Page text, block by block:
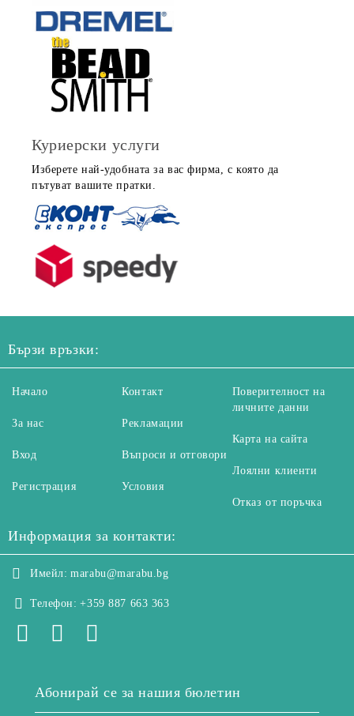
Куриерски услуги
Изберете най-удобната за вас фирма, с която да
пътуват вашите пратки.
Бързи връзки:
Начало
За нас
Вход
Регистрация
Контакт
Рекламации
Въпроси и отговори
Условия
Поверителност на
личните данни
Карта на сайта
Лоялни клиенти
Отказ от поръчка
Информация за контакти:
Имейл: marabu@marabu.bg
Телефон: +359 887 663 363
Абонирай се за нашия бюлетин